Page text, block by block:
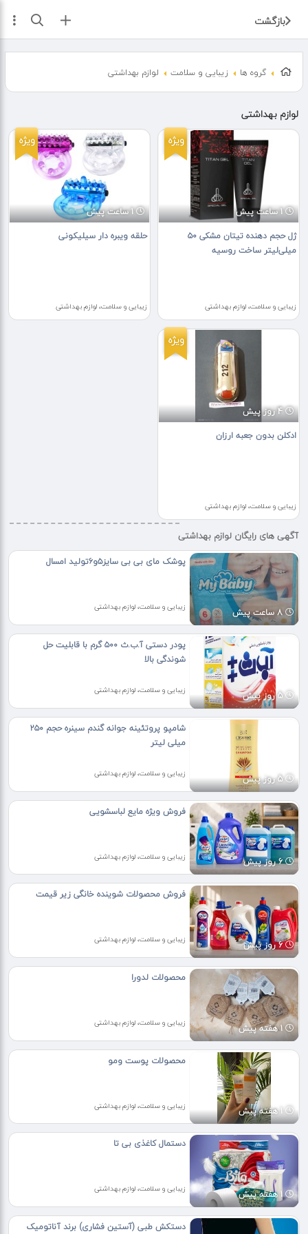
بازگشت ثبت آگهی
گروه ها زیبایی و سلامت لوازم بهداشتی
لوازم بهداشتی
ویژه
1 ساعت پیش
ژل حجم دهنده تیتان مشکی ۵۰
میلی‌لیتر ساخت روسیه
زیبایی و سلامت، لوازم بهداشتی
ویژه
1 ساعت پیش
حلقه ویبره دار سیلیکونی
زیبایی و سلامت، لوازم بهداشتی
ویژه
4 روز پیش
ادکلن بدون جعبه ارزان
زیبایی و سلامت، لوازم بهداشتی
آگهی های رایگان لوازم بهداشتی
8 ساعت پیش
پوشک مای بی بی سایز۵و۶تولید امسال
زیبایی و سلامت، لوازم بهداشتی
5 روز پیش
پودر دستی آ.ب.ث ۵۰۰ گرم با قابلیت حل
شوندگی بالا
زیبایی و سلامت، لوازم بهداشتی
5 روز پیش
شامپو پروتئینه جوانه گندم سینره حجم ۲۵۰
میلی لیتر
زیبایی و سلامت، لوازم بهداشتی
6 روز پیش
فروش ویژه مایع لباسشویی
زیبایی و سلامت، لوازم بهداشتی
6 روز پیش
فروش محصولات شوینده خانگی زیر قیمت
زیبایی و سلامت، لوازم بهداشتی
1 هفته پیش
محصولات لدورا
زیبایی و سلامت، لوازم بهداشتی
1 هفته پیش
محصولات پوست ومو
زیبایی و سلامت، لوازم بهداشتی
1 هفته پیش
دستمال کاغذی بی تا
زیبایی و سلامت، لوازم بهداشتی
دستکش طبی (آستین فشاری) برند آناتومیک